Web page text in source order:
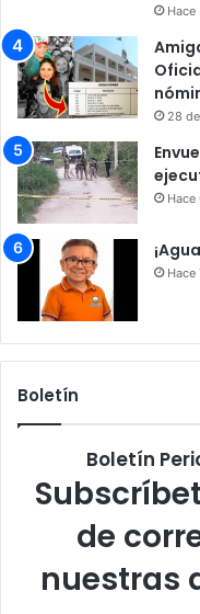
Hace
28
Hace
Hace
Boletín
Boletín
de
nuestras